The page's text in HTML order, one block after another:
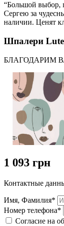
“Большой выбор,
Сергею за
наличии. Ценят
Шпалери
БЛАГОДАРИМ
1 093 грн
Контактные
Имя, Фамилия*
Номер телефона*
Согласие на